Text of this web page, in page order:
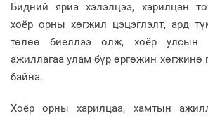
Бидний яриа хэлэлцээ, харилцан
хоёр орны хөгжил цэцэглэлт, ард
төлөө биеллээ олж, хоёр улсын
ажиллагаа улам бүр өргөжин хөгжинө
байна.
Хоёр орны харилцаа, хамтын